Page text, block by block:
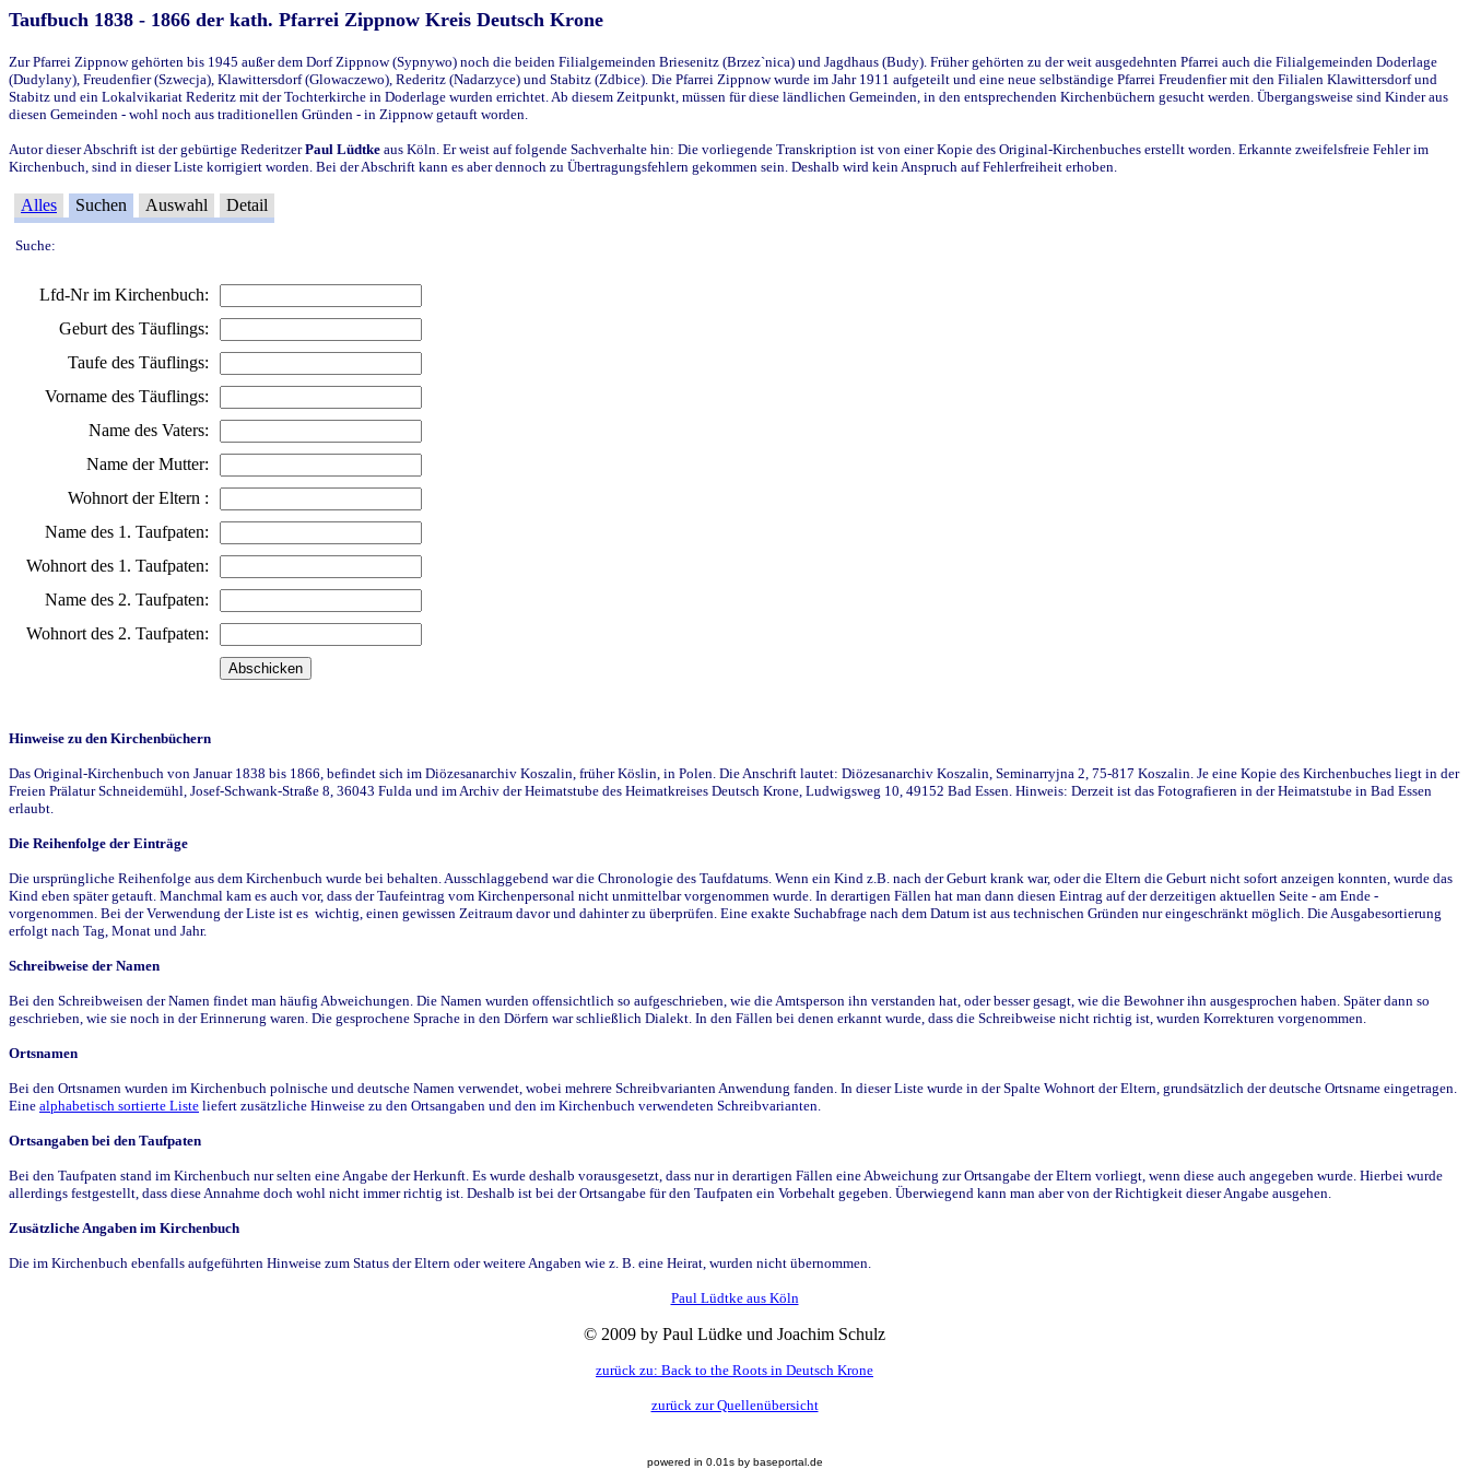
Taufbuch 1838 - 1866 der kath. Pfarrei Zippnow Kreis Deutsch Krone
Zur Pfarrei Zippnow gehörten bis 1945 außer dem Dorf Zippnow (Sypnywo) noch die beiden Filialgemeinden Briesenitz (Brzez`nica) und Jagdhaus (Budy). Früher gehörten zu der weit ausgedehnten Pfarrei auch die Filialgemeinden Doderlage
(Dudylany), Freudenfier (Szwecja), Klawittersdorf (Glowaczewo), Rederitz (Nadarzyce) und Stabitz (Zdbice). Die Pfarrei Zippnow wurde im Jahr 1911 aufgeteilt und eine neue selbständige Pfarrei Freudenfier mit den Filialen Klawittersdorf und
Stabitz und ein Lokalvikariat Rederitz mit der Tochterkirche in Doderlage wurden errichtet. Ab diesem Zeitpunkt, müssen für diese ländlichen Gemeinden, in den entsprechenden Kirchenbüchern gesucht werden. Übergangsweise sind Kinder aus
diesen Gemeinden - wohl noch aus traditionellen Gründen - in Zippnow getauft worden.
Autor dieser Abschrift ist der gebürtige RederitzerPaul Lüdtke aus Köln. Er weist auf folgende Sachverhalte hin: Die vorliegende Transkription ist von einer Kopie des Original-Kirchenbuches erstellt worden. Erkannte zweifelsfreie Fehler im
Kirchenbuch, sind in dieser Liste korrigiert worden. Bei der Abschrift kann es aber dennoch zu Übertragungsfehlern gekommen sein. Deshalb wird kein Anspruch auf Fehlerfreiheit erhoben.
Alles Suchen Auswahl Detail
Suche:
Lfd-Nr im Kirchenbuch:
Geburt des Täuflings:
Taufe des Täuflings:
Vorname des Täuflings:
Name des Vaters:
Name der Mutter:
Wohnort der Eltern :
Name des 1. Taufpaten:
Wohnort des 1. Taufpaten:
Name des 2. Taufpaten:
Wohnort des 2. Taufpaten:
Hinweise zu den Kirchenbüchern
Das Original-Kirchenbuch von Januar 1838 bis 1866, befindet sich im Diözesanarchiv Koszalin, früher Köslin, in Polen. Die Anschrift lautet: Diözesanarchiv Koszalin, Seminarryjna 2, 75-817 Koszalin. Je eine Kopie des Kirchenbuches liegt in der
Freien Prälatur Schneidemühl, Josef-Schwank-Straße 8, 36043 Fulda und im Archiv der Heimatstube des Heimatkreises Deutsch Krone, Ludwigsweg 10, 49152 Bad Essen. Hinweis: Derzeit ist das Fotografieren in der Heimatstube in Bad Essen
erlaubt.
Die Reihenfolge der Einträge
Die ursprüngliche Reihenfolge aus dem Kirchenbuch wurde bei behalten. Ausschlaggebend war die Chronologie des Taufdatums. Wenn ein Kind z.B. nach der Geburt krank war, oder die Eltern die Geburt nicht sofort anzeigen konnten, wurde das
Kind eben später getauft. Manchmal kam es auch vor, dass der Taufeintrag vom Kirchenpersonal nicht unmittelbar vorgenommen wurde. In derartigen Fällen hat man dann diesen Eintrag auf der derzeitigen aktuellen Seite - am Ende -
vorgenommen. Bei der Verwendung der Liste ist es wichtig, einen gewissen Zeitraum davor und dahinter zu überprüfen. Eine exakte Suchabfrage nach dem Datum ist aus technischen Gründen nur eingeschränkt möglich. Die Ausgabesortierung
erfolgt nach Tag, Monat und Jahr.
Schreibweise der Namen
Bei den Schreibweisen der Namen findet man häufig Abweichungen. Die Namen wurden offensichtlich so aufgeschrieben, wie die Amtsperson ihn verstanden hat, oder besser gesagt, wie die Bewohner ihn ausgesprochen haben. Später dann so
geschrieben, wie sie noch in der Erinnerung waren. Die gesprochene Sprache in den Dörfern war schließlich Dialekt. In den Fällen bei denen erkannt wurde, dass die Schreibweise nicht richtig ist, wurden Korrekturen vorgenommen.
Ortsnamen
Bei den Ortsnamen wurden im Kirchenbuch polnische und deutsche Namen verwendet, wobei mehrere Schreibvarianten Anwendung fanden. In dieser Liste wurde in der Spalte Wohnort der Eltern, grundsätzlich der deutsche Ortsname eingetragen.
Eine alphabetisch sortierte Liste liefert zusätzliche Hinweise zu den Ortsangaben und den im Kirchenbuch verwendeten Schreibvarianten.
Ortsangaben bei den Taufpaten
Bei den Taufpaten stand im Kirchenbuch nur selten eine Angabe der Herkunft. Es wurde deshalb vorausgesetzt, dass nur in derartigen Fällen eine Abweichung zur Ortsangabe der Eltern vorliegt, wenn diese auch angegeben wurde. Hierbei wurde
allerdings festgestellt, dass diese Annahme doch wohl nicht immer richtig ist. Deshalb ist bei der Ortsangabe für den Taufpaten ein Vorbehalt gegeben. Überwiegend kann man aber von der Richtigkeit dieser Angabe ausgehen.
Zusätzliche Angaben im Kirchenbuch
Die im Kirchenbuch ebenfalls aufgeführten Hinweise zum Status der Eltern oder weitere Angaben wie z. B. eine Heirat, wurden nicht übernommen.
Paul Lüdtke aus Köln
© 2009 by Paul Lüdke und Joachim Schulz
zurück zu: Back to the Roots in Deutsch Krone
zurück zur Quellenübersicht
powered in 0.01s by baseportal.de